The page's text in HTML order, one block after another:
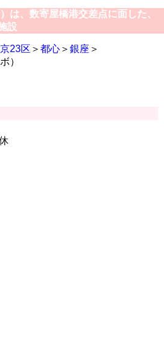
は、数寄屋橋港交差点に面した、
設
23区 ＞ 都心 ＞ 銀座 ＞
）